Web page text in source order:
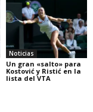
Noticias
Un gran «salto» para
Kostović y Ristić en la
lista del VTA